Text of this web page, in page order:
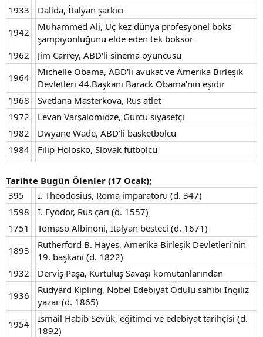
1933
Dalida, İtalyan şarkıcı
1942
Muhammed Ali, Üç kez dünya profesyonel boks
şampiyonluğunu elde eden tek boksör
1962
Jim Carrey, ABD'li sinema oyuncusu
1964
Michelle Obama, ABD'li avukat ve Amerika Birleşik
Devletleri 44.Başkanı Barack Obama'nın eşidir
1968
Svetlana Masterkova, Rus atlet
1972
Levan Varşalomidze, Gürcü siyasetçi
1982
Dwyane Wade, ABD'li basketbolcu
1984
Filip Holosko, Slovak futbolcu
Tarihte Bugün Ölenler (17 Ocak);
395
I. Theodosius, Roma imparatoru (d. 347)
1598
I. Fyodor, Rus çarı (d. 1557)
1751
Tomaso Albinoni, İtalyan besteci (d. 1671)
1893
Rutherford B. Hayes, Amerika Birleşik Devletleri'nin
19. başkanı (d. 1822)
1932
Derviş Paşa, Kurtuluş Savaşı komutanlarından
1936
Rudyard Kipling, Nobel Edebiyat Ödülü sahibi İngiliz
yazar (d. 1865)
1954
İsmail Habib Sevük, eğitimci ve edebiyat tarihçisi (d.
1892)